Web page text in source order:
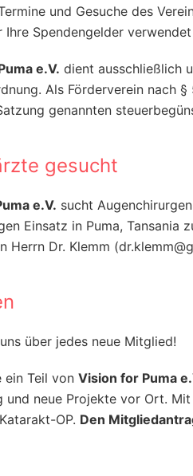
und Gesuche des
Ihre Spendengelder
e.V. dient ausschließlich
Als Förderverein nach
genannten
gesucht
e.V. sucht
Einsatz in Puma, Tansania
Herrn Dr. Klemm
über jedes neue Mitglied!
ein Teil von Vision for Puma
und neue Projekte vor Ort.
OP. Den